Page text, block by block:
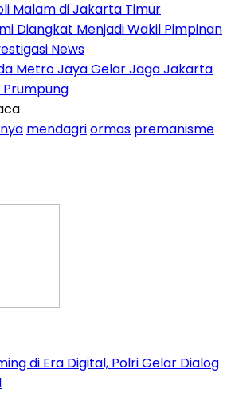
Malam di Jakarta Timur
Diangkat Menjadi Wakil Pimpinan
News
Metro Jaya Gelar Jaga Jakarta
Prumpung
mendagriormas premanisme
di Era Digital, Polri Gelar Dialog